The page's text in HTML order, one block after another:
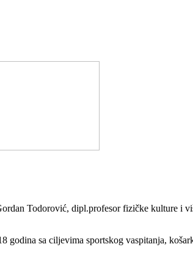
Todorović, dipl.profesor fizičke kulture i
godina sa ciljevima sportskog vaspitanja,